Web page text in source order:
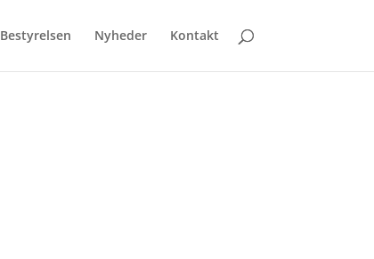
Bestyrelsen Nyheder Kontakt